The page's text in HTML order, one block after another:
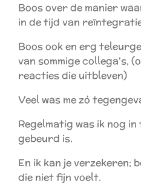
Boos over de manier
in de tijd van
Boos ook en erg
van sommige collega's,
reacties die uitbleven)
Veel was me zó
Regelmatig was ik nog
gebeurd is.
En ik kan je verzekeren;
die niet fijn voelt.